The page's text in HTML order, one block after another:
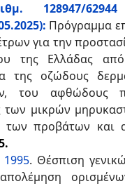
128947/
Πρόγραμμα
για την
της Ελλάδας
της οζώδους
του αφθώδους
μικρών
των προβάτων και
. Θέσπιση